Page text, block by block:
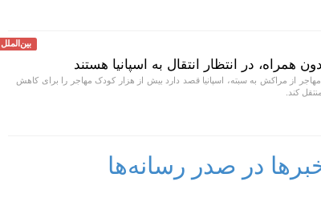
بین‌الملل
همراه، در انتظار انتقال به اسپانیا هستند
از مراکش به سبته، اسپانیا قصد دارد بیش از هزار کودک مهاجر را برای کاهش
کند.
در صدر رسانه‌ها